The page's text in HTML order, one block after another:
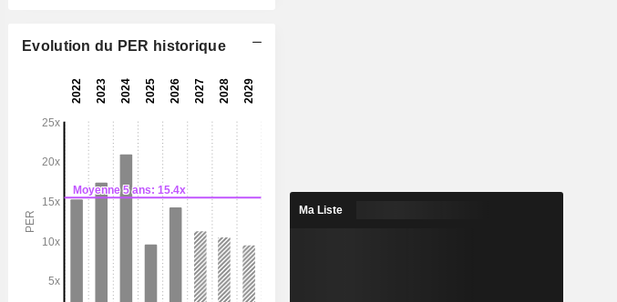
0x 6,93x 6,48x
9,95x 16,6x
82,33
3,09% 3,18%
230,4 249,9 274,4
48,5% 34,7% 32,9%
169 100 170 467 177 200
18 104 19 067 19 591
Evolution du PER historique
Ma Liste